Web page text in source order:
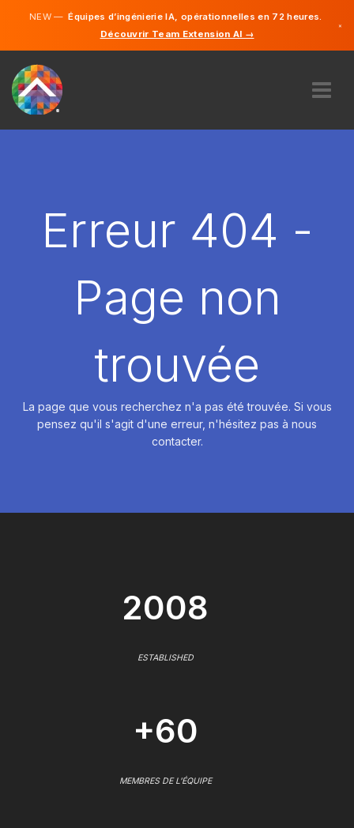
NEW —Équipes d’ingénierie IA, opérationnelles en 72 heures.
Découvrir Team Extension AI →
×
DÉMARRER
Erreur 404 -
Page non
trouvée
La page que vous recherchez n'a pas été trouvée. Si vous
pensez qu'il s'agit d'une erreur, n'hésitez pas à nous
contacter.
2008
ESTABLISHED
+60
MEMBRES DE L'ÉQUIPE